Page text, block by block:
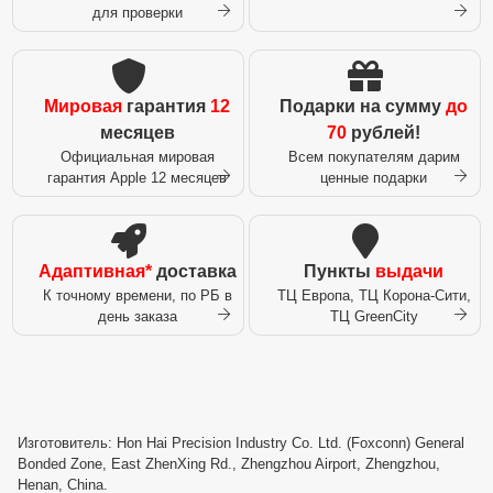
для проверки
Мировая гарантия 12
месяцев
Официальная мировая
гарантия Apple 12 месяцев
Подарки на сумму до
70 рублей!
Всем покупателям дарим
ценные подарки
Адаптивная*доставка
К точному времени, по РБ в
день заказа
Пункты выдачи
ТЦ Европа, ТЦ Корона-Сити,
ТЦ GreenCity
Изготовитель: Hon Hai Precision Industry Co. Ltd. (Foxconn) General
Bonded Zone, East ZhenXing Rd., Zhengzhou Airport, Zhengzhou,
Henan, China.